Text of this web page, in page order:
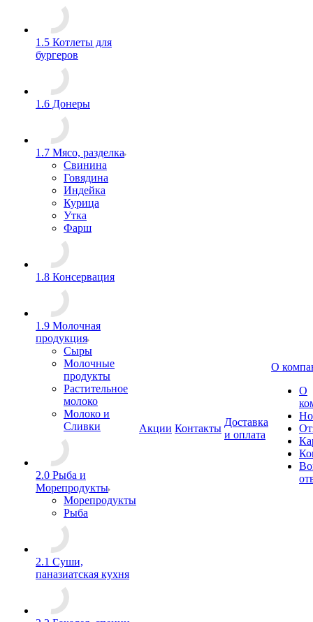
1.5 Котлеты для
бургеров
1.6 Донеры
1.7 Мясо, разделка
Свинина
Говядина
Индейка
Курица
Утка
Фарш
1.8 Консервация
1.9 Молочная
продукция
Сыры
Молочные
продукты
Растительное
молоко
Молоко и
Сливки
2.0 Рыба и
Морепродукты
Морепродукты
Рыба
2.1 Суши,
паназиатская кухня
Акции Контакты
Доставка
и оплата
О
О